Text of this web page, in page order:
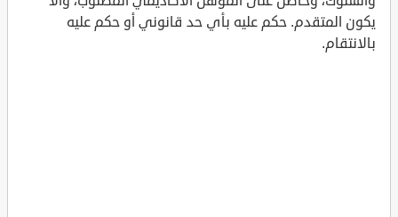
يكون المتقدم. حكم عليه بأي حد قانوني أو حكم عليه
بالانتقام.